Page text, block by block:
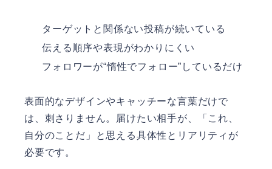
ターゲットと関係ない投稿が続いている
伝える順序や表現がわかりにくい
フォロワーが“惰性でフォロー”しているだけ
表面的なデザインやキャッチーな言葉だけで
は、刺さりません。届けたい相手が、「これ、
自分のことだ」と思える具体性とリアリティが
必要です。